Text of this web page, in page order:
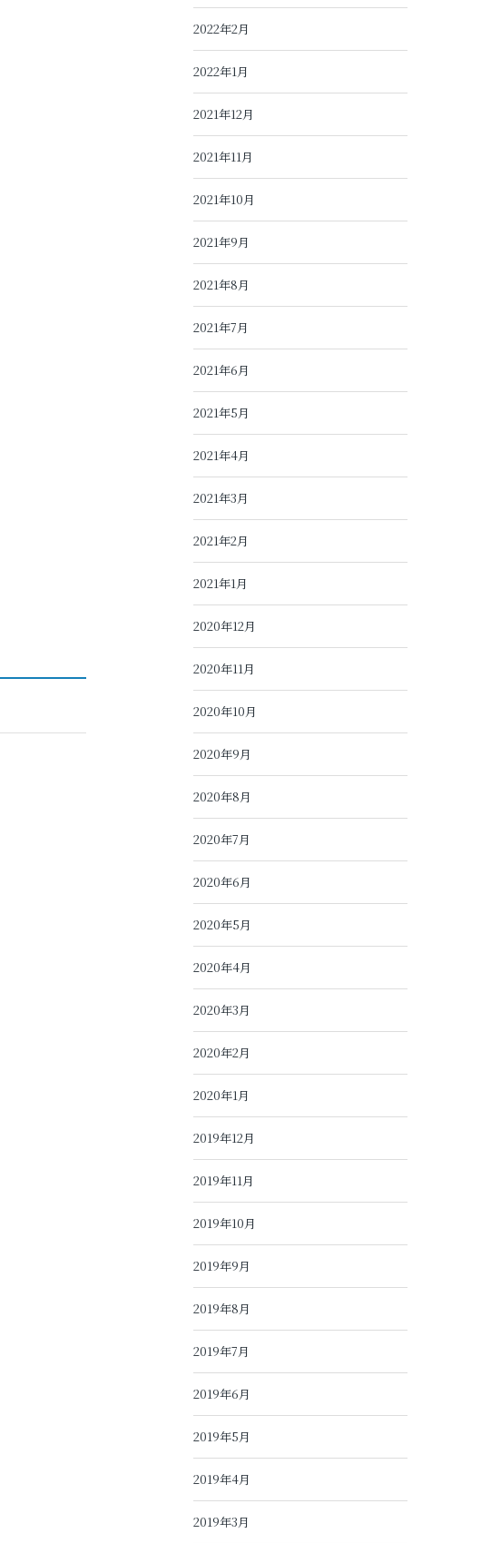
2022年2月
2022年1月
2021年12月
2021年11月
2021年10月
2021年9月
2021年8月
2021年7月
2021年6月
2021年5月
2021年4月
2021年3月
2021年2月
2021年1月
2020年12月
2020年11月
2020年10月
2020年9月
2020年8月
2020年7月
2020年6月
2020年5月
2020年4月
2020年3月
2020年2月
2020年1月
2019年12月
2019年11月
2019年10月
2019年9月
2019年8月
2019年7月
2019年6月
2019年5月
2019年4月
2019年3月